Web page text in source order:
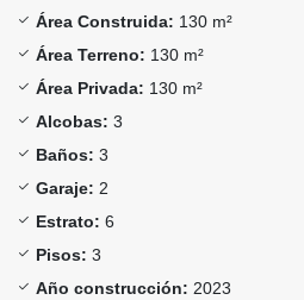
Área Construida: 130 m²
Área Terreno: 130 m²
Área Privada: 130 m²
Alcobas: 3
Baños: 3
Garaje: 2
Estrato: 6
Pisos: 3
Año construcción: 2023